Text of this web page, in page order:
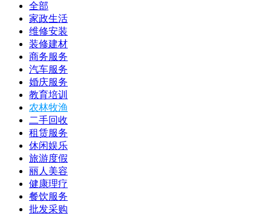
全部
家政生活
维修安装
装修建材
商务服务
汽车服务
婚庆服务
教育培训
农林牧渔
二手回收
租赁服务
休闲娱乐
旅游度假
丽人美容
健康理疗
餐饮服务
批发采购